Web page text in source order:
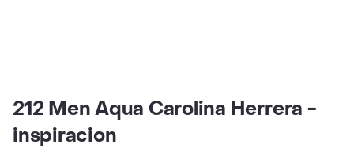
212 Men Aqua Carolina Herrera -
inspiracion